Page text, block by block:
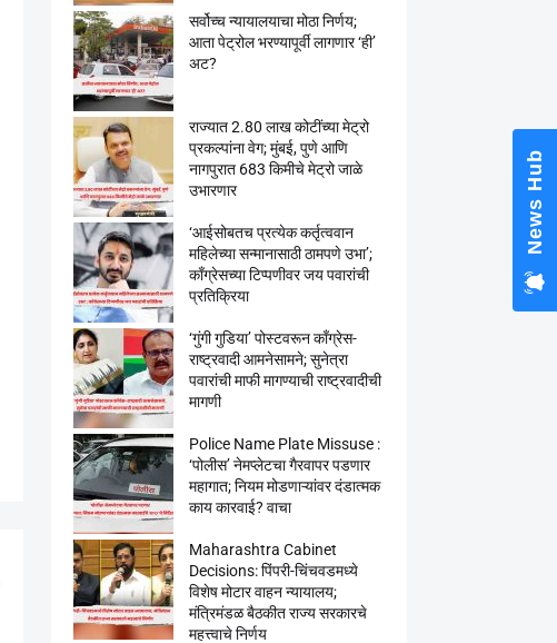
सर्वोच्च न्यायालयाचा मोठा निर्णय;
आता पेट्रोल भरण्यापूर्वी लागणार ‘ही’
अट?
राज्यात 2.80 लाख कोटींच्या मेट्रो
प्रकल्पांना वेग; मुंबई, पुणे आणि
नागपुरात 683 किमीचे मेट्रो जाळे
उभारणार
‘आईसोबतच प्रत्येक कर्तृत्ववान
महिलेच्या सन्मानासाठी ठामपणे उभा’;
काँग्रेसच्या टिप्पणीवर जय पवारांची
प्रतिक्रिया
‘गुंगी गुडिया’ पोस्टवरून काँग्रेस-
राष्ट्रवादी आमनेसामने; सुनेत्रा
पवारांची माफी मागण्याची राष्ट्रवादीची
मागणी
Police Name Plate Missuse :
‘पोलीस’ नेमप्लेटचा गैरवापर पडणार
महागात; नियम मोडणाऱ्यांवर दंडात्मक
काय कारवाई? वाचा
Maharashtra Cabinet
Decisions: पिंपरी-चिंचवडमध्ये
विशेष मोटार वाहन न्यायालय;
मंत्रिमंडळ बैठकीत राज्य सरकारचे
महत्त्वाचे निर्णय
News Hub